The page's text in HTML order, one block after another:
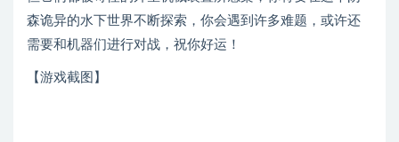
森诡异的水下世界不断探索，你会遇到许多难题，或许还
需要和机器们进行对战，祝你好运！
【游戏截图】